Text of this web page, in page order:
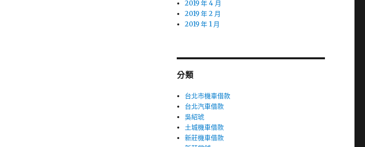
2019 年 4 月
2019 年 2 月
2019 年 1 月
分類
台北市機車借款
台北汽車借款
吳紹琥
土城機車借款
新莊機車借款